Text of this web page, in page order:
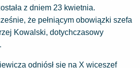
z dniem 23 kwietnia.
że pełniącym obowiązki szefa
Kowalski, dotychczasowy
odniósł się na X wiceszef